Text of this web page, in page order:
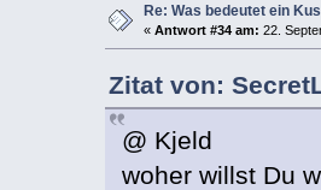
Re: Was bedeutet ein
« Antwort #34 am: 22.
Zitat von:
@ Kjeld
woher willst Du